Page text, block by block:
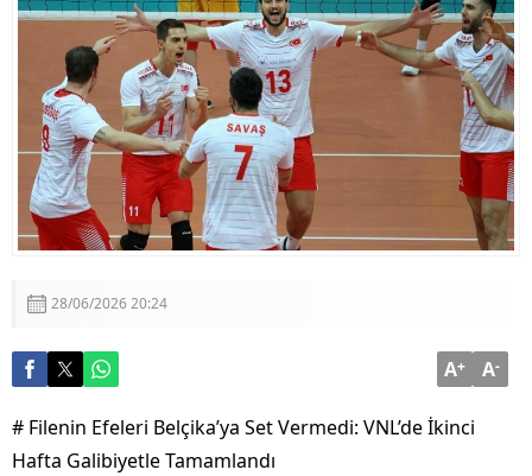
Aklı ile Millet İrfanı Buluştu
Ömer Çelik’ten Kritik Açıklamalar: “Sürecin En Önemli
Aşamasındayız”
28/06/2026 20:24
A+ A-
# Filenin Efeleri Belçika’ya Set Vermedi: VNL’de İkinci
Hafta Galibiyetle Tamamlandı